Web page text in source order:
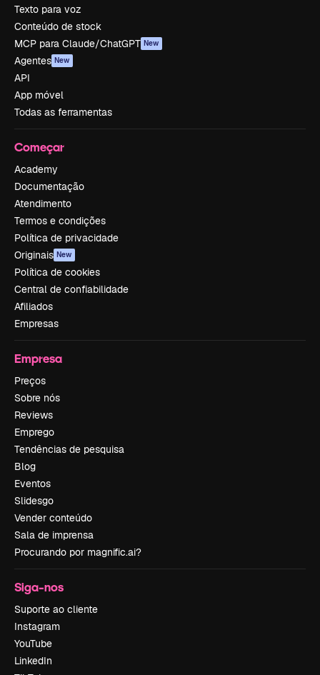
Texto para voz
Conteúdo de stock
MCP para Claude/ChatGPT New
Agentes New
API
App móvel
Todas as ferramentas
Começar
Academy
Documentação
Atendimento
Termos e condições
Política de privacidade
Originais New
Política de cookies
Central de confiabilidade
Afiliados
Empresas
Empresa
Preços
Sobre nós
Reviews
Emprego
Tendências de pesquisa
Blog
Eventos
Slidesgo
Vender conteúdo
Sala de imprensa
Procurando por magnific.ai?
Siga-nos
Suporte ao cliente
Instagram
YouTube
LinkedIn